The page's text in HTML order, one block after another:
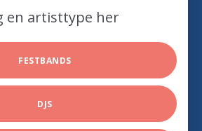
en artisttype her
FESTBANDS
DJS